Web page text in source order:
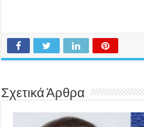
Σχετικά Άρθρα